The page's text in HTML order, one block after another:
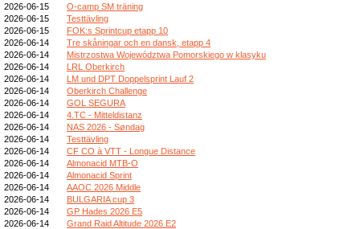
2026-06-15
O-camp SM träning
2026-06-15
Testtävling
2026-06-15
FOK:s Sprintcup etapp 10
2026-06-14
Tre skåningar och en dansk, etapp 4
2026-06-14
Mistrzostwa Województwa Pomorskiego w klasyku
2026-06-14
LRL Oberkirch
2026-06-14
LM und DPT Doppelsprint Lauf 2
2026-06-14
Oberkirch Challenge
2026-06-14
GOL SEGURA
2026-06-14
4.TC - Mitteldistanz
2026-06-14
NAS 2026 - Søndag
2026-06-14
Testtävling
2026-06-14
CF CO à VTT - Longue Distance
2026-06-14
Almonacid MTB-O
2026-06-14
Almonacid Sprint
2026-06-14
AAOC 2026 Middle
2026-06-14
BULGARIA cup 3
2026-06-14
GP Hades 2026 E5
2026-06-14
Grand Raid Altitude 2026 E2